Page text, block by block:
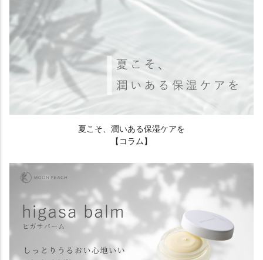
夏こそ、潤いある保湿ケアを
【コラム】